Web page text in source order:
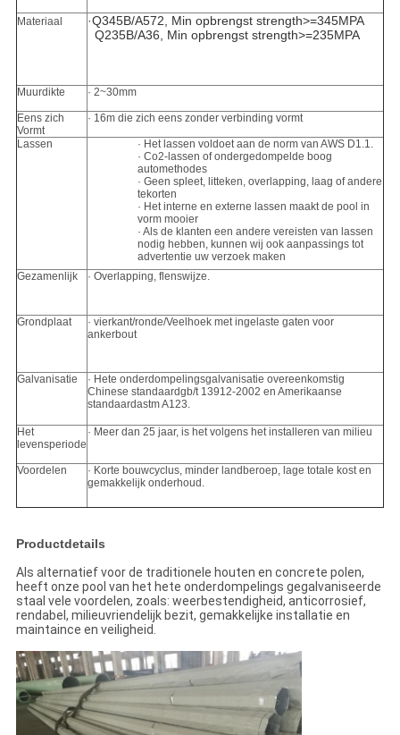
Materiaal ·Q345B/A572, Min opbrengst strength>=345MPA
Q235B/A36, Min opbrengst strength>=235MPA
Muurdikte · 2~30mm
Eens zich
Vormt
· 16m die zich eens zonder verbinding vormt
Lassen
· Het lassen voldoet aan de norm van AWS D1.1.
· Co2-lassen of ondergedompelde boog
automethodes
· Geen spleet, litteken, overlapping, laag of andere
tekorten
· Het interne en externe lassen maakt de pool in
vorm mooier
· Als de klanten een andere vereisten van lassen
nodig hebben, kunnen wij ook aanpassings tot
advertentie uw verzoek maken
Gezamenlijk
· Overlapping, flenswijze.
Grondplaat
· vierkant/ronde/Veelhoek met ingelaste gaten voor
ankerbout
Galvanisatie
· Hete onderdompelingsgalvanisatie overeenkomstig
Chinese standaardgb/t 13912-2002 en Amerikaanse
standaardastm A123.
Het
levensperiode
· Meer dan 25 jaar, is het volgens het installeren van milieu
Voordelen
· Korte bouwcyclus, minder landberoep, lage totale kost en
gemakkelijk onderhoud.
Productdetails
Als alternatief voor de traditionele houten en concrete polen,
heeft onze pool van het hete onderdompelings gegalvaniseerde
staal vele voordelen, zoals: weerbestendigheid, anticorrosief,
rendabel, milieuvriendelijk bezit, gemakkelijke installatie en
maintaince en veiligheid.